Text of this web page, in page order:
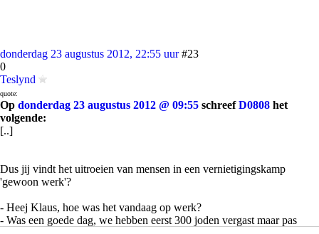
donderdag 23 augustus 2012, 22:55 uur #23
0
Teslynd
quote:
Op donderdag 23 augustus 2012 @ 09:55 schreefD0808 het
volgende:
[..]
Dus jij vindt het uitroeien van mensen in een vernietigingskamp
'gewoon werk'?
- Heej Klaus, hoe was het vandaag op werk?
- Was een goede dag, we hebben eerst 300 joden vergast maar pas